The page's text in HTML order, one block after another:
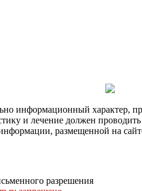
информационный характер,
и лечение должен
размещенной на
разрешения